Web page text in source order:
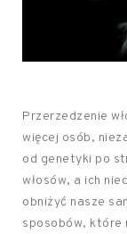
Przerzedzenie
więcej osób,
od genetyki po
włosów, a ich
obniżyć nasze
sposobów, które